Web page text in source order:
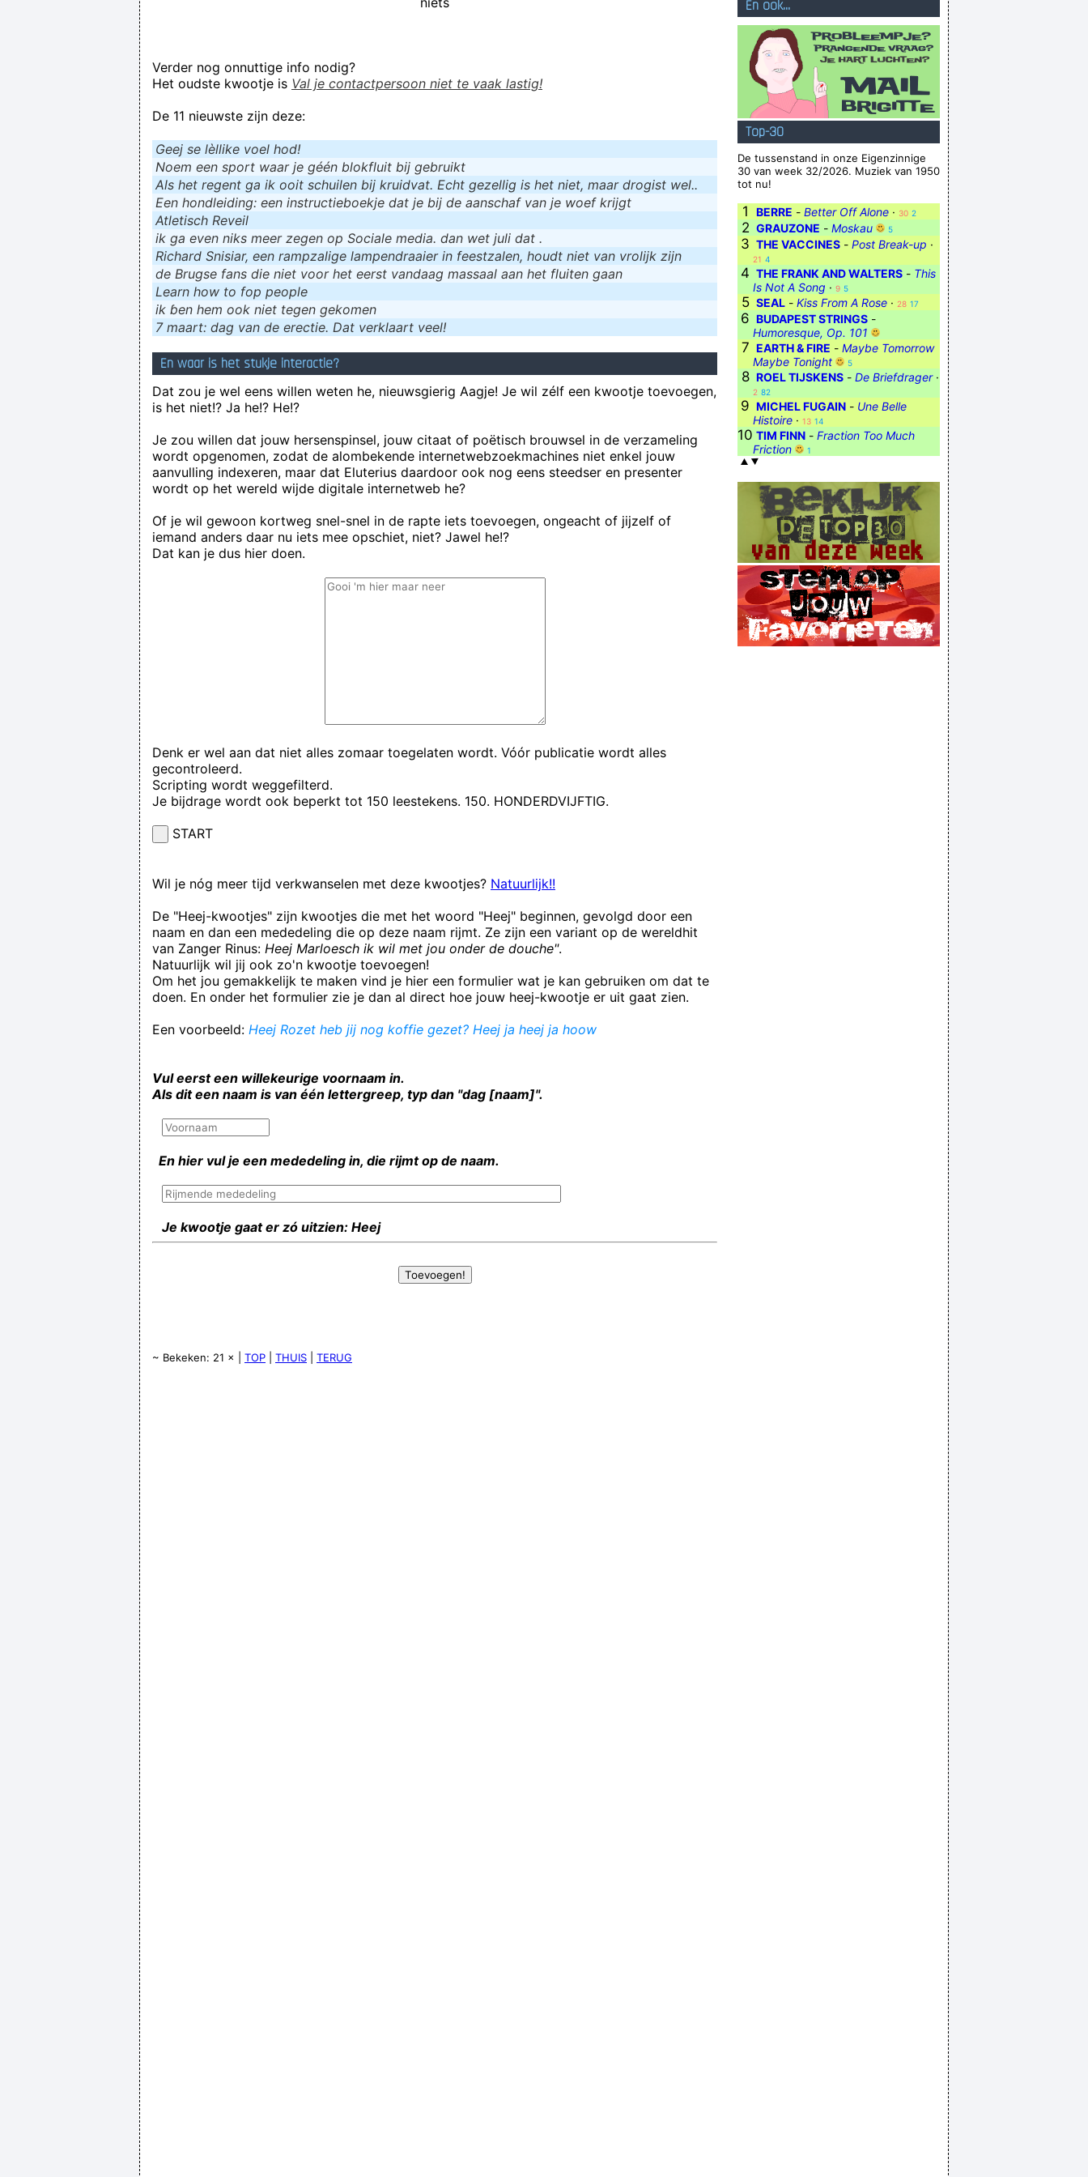
Verder nog onnuttige info nodig?
Het oudste kwootje is Val je contactpersoon niet te vaak lastig!
De 11 nieuwste zijn deze:
Geej se lèllike voel hod!
Noem een sport waar je géén blokfluit bij gebruikt
Als het regent ga ik ooit schuilen bij kruidvat. Echt gezellig is het niet, maar drogist wel..
Een hondleiding: een instructieboekje dat je bij de aanschaf van je woef krijgt
Atletisch Reveil
ik ga even niks meer zegen op Sociale media. dan wet juli dat .
Richard Snisiar, een rampzalige lampendraaier in feestzalen, houdt niet van vrolijk zijn
de Brugse fans die niet voor het eerst vandaag massaal aan het fluiten gaan
Learn how to fop people
ik ɓen hem ook niet tegen gekomen
7 maart: dag van de erectie. Dat verklaart veel!
En waar is het stukje interactie?
Dat zou je wel eens willen weten he, nieuwsgierig Aagje! Je wil zélf een kwootje toevoegen,
is het niet!? Ja he!? He!?
Je zou willen dat jouw hersenspinsel, jouw citaat of poëtisch brouwsel in de verzameling
wordt opgenomen, zodat de alombekende internetwebzoekmachines niet enkel jouw
aanvulling indexeren, maar dat Eluterius daardoor ook nog eens steedser en presenter
wordt op het wereld wijde digitale internetweb he?
Of je wil gewoon kortweg snel-snel in de rapte iets toevoegen, ongeacht of jijzelf of
iemand anders daar nu iets mee opschiet, niet? Jawel he!?
Dat kan je dus hier doen.
Denk er wel aan dat niet alles zomaar toegelaten wordt. Vóór publicatie wordt alles
gecontroleerd.
Scripting wordt weggefilterd.
Je bijdrage wordt ook beperkt tot 150 leestekens. 150. HONDERDVIJFTIG.
START
Wil je nóg meer tijd verkwanselen met deze kwootjes? Natuurlijk!!
De "Heej-kwootjes" zijn kwootjes die met het woord "Heej" beginnen, gevolgd door een
naam en dan een mededeling die op deze naam rijmt. Ze zijn een variant op de wereldhit
van Zanger Rinus: Heej Marloesch ik wil met jou onder de douche".
Natuurlijk wil jij ook zo'n kwootje toevoegen!
Om het jou gemakkelijk te maken vind je hier een formulier wat je kan gebruiken om dat te
doen. En onder het formulier zie je dan al direct hoe jouw heej-kwootje er uit gaat zien.
Een voorbeeld: Heej Rozet heb jij nog koffie gezet? Heej ja heej ja hoow
Vul eerst een willekeurige voornaam in.
Als dit een naam is van één lettergreep, typ dan "dag [naam]".
En hier vul je een mededeling in, die rijmt op de naam.
Je kwootje gaat er zó uitzien: Heej
~ Bekeken: 21 × | TOP THUIS TERUG
En ook...
Top-30
De tussenstand in onze Eigenzinnige
30 van week 32/2026. Muziek van 1950
tot nu!
1 BERRE - Better Off Alone · 30 2
2 GRAUZONE - Moskau 5
3 THE VACCINES - Post Break-up ·
21 4
4 THE FRANK AND WALTERS - This
Is Not A Song · 9 5
5 SEAL - Kiss From A Rose · 28 17
6 BUDAPEST STRINGS -
Humoresque, Op. 101
7 EARTH & FIRE - Maybe Tomorrow
Maybe Tonight
5
8 ROEL TIJSKENS - De Briefdrager·
2 82
9 MICHEL FUGAIN - Une Belle
Histoire · 13 14
10 TIM FINN - Fraction Too Much
Friction
1